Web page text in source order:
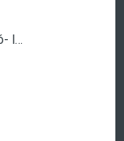
Szublimálható 470 ml-es tejüveg korsó- lime átmenetes